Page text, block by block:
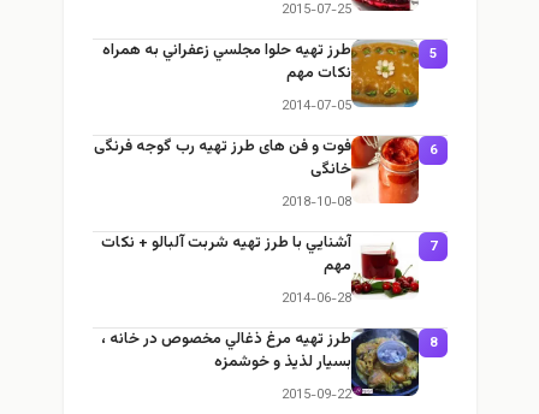
2015-07-25
5
طرز تهيه حلوا مجلسي زعفراني به همراه
نكات مهم
2014-07-05
6
فوت و فن های طرز تهیه رب گوجه فرنگی
خانگی
2018-10-08
7
آشنايي با طرز تهيه شربت آلبالو + نكات
مهم
2014-06-28
8
طرز تهيه مرغ ذغالي مخصوص در خانه ،
بسيار لذيذ و خوشمزه
2015-09-22